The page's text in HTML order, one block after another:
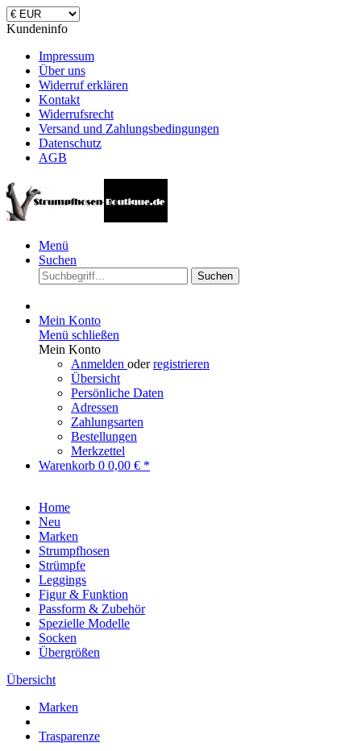
Kundeninfo
Impressum
Über uns
Widerruf erklären
Kontakt
Widerrufsrecht
Versand und Zahlungsbedingungen
Datenschutz
AGB
Menü
Suchen
Suchen
Mein Konto
Menü schließen
Mein Konto
Anmelden oderregistrieren
Übersicht
Persönliche Daten
Adressen
Zahlungsarten
Bestellungen
Merkzettel
Warenkorb 0 0,00 € *
Home
Neu
Marken
Strumpfhosen
Strümpfe
Leggings
Figur & Funktion
Passform & Zubehör
Spezielle Modelle
Socken
Übergrößen
Übersicht
Marken
Trasparenze